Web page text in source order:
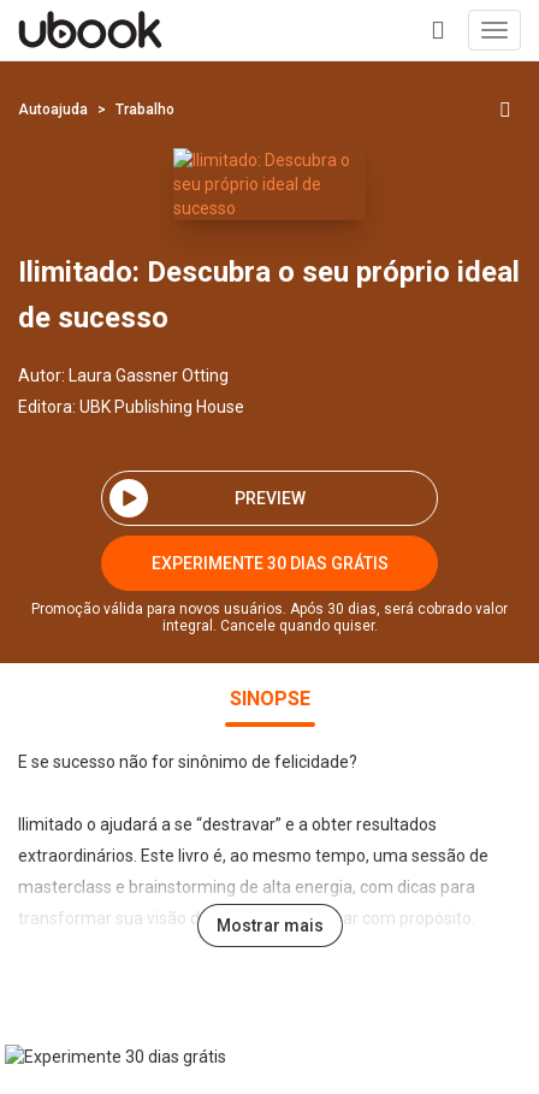
+
Autoajuda Trabalho
Ilimitado: Descubra o seu próprio ideal
de sucesso
Autor: Laura Gassner Otting
Editora: UBK Publishing House
PREVIEW
EXPERIMENTE 30 DIAS GRÁTIS
Promoção válida para novos usuários. Após 30 dias, será cobrado valor
integral. Cancele quando quiser.
SINOPSE
E se sucesso não for sinônimo de felicidade?
Ilimitado o ajudará a se “destravar” e a obter resultados
extraordinários. Este livro é, ao mesmo tempo, uma sessão de
masterclass e brainstorming de alta energia, com dicas para
transformar sua visão de carreira e trabalhar com propósito.
é impossível encontrar nosso propósito e traçar nosso próprio
Mostrar mais